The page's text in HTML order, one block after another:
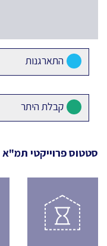
התארגנות
קבלת היתר
סטטוס פרוייקטי תמ"א